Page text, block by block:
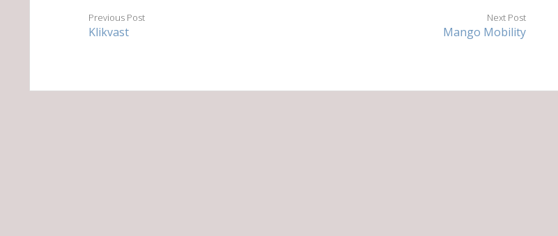
Previous Post
Klikvast
Next Post
Mango Mobility